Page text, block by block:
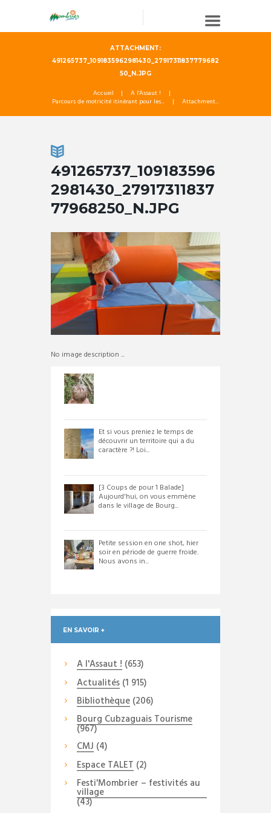
ATTACHMENT:
491265737_1091835962981430_27917311837779682
50_N.JPG
Accueil
A l'Assaut !
Parcours de motricité itinérant pour les...
Attachment...
491265737_109183596
2981430_27917311837
77968250_N.JPG
No image description ...
Et si vous preniez le temps de
découvrir un territoire qui a du
caractère ?! Loi...
[3 Coups de pour 1 Balade]
Aujourd'hui, on vous emmène
dans le village de Bourg...
Petite session en one shot, hier
soir en période de guerre froide.
Nous avons in...
EN SAVOIR +
A l'Assaut ! (653)
Actualités(1 915)
Bibliothèque(206)
Bourg Cubzaguais Tourisme
(967)
CMJ (4)
Espace TALET (2)
Festi'Mombrier – festivités au
village
(43)